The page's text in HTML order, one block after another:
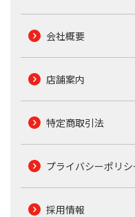
会社概要
店舗案内
特定商取引法
プライバシーポリシ
採用情報